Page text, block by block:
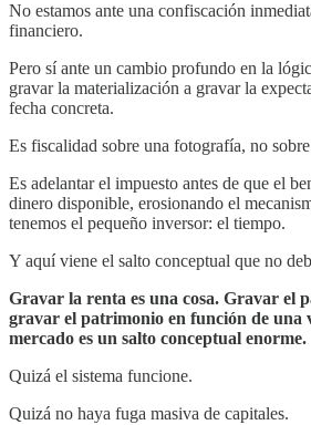
No estamos ante una confiscación
financiero.
Pero sí ante un cambio profundo en la
gravar la materialización a gravar la
fecha concreta.
Es fiscalidad sobre una fotografía, no
Es adelantar el impuesto antes de que el
dinero disponible, erosionando el
tenemos el pequeño inversor: el tiempo.
Y aquí viene el salto conceptual que no
Gravar la renta es una cosa. Gravar el
gravar el patrimonio en función de una
mercado es un salto conceptual enorme.
Quizá el sistema funcione.
Quizá no haya fuga masiva de capitales.